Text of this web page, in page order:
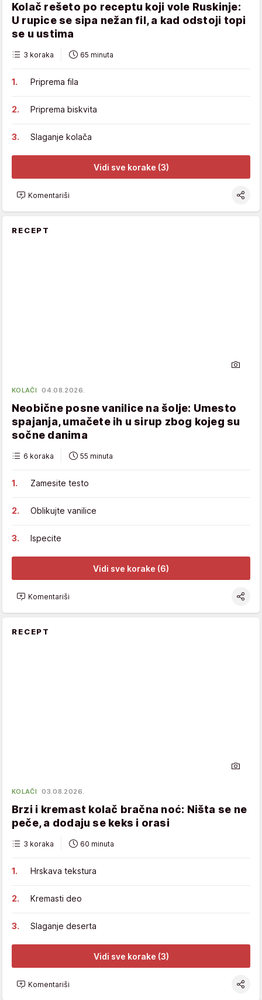
Kolač rešeto po receptu koji vole Ruskinje:
U rupice se sipa nežan fil, a kad odstoji topi
se u ustima
3 koraka 65 minuta
Priprema fila
Priprema biskvita
Slaganje kolača
Vidi sve korake (3)
Komentariši
RECEPT
KOLAČI 04.08.2026.
Neobične posne vanilice na šolje: Umesto
spajanja, umačete ih u sirup zbog kojeg su
sočne danima
6 koraka 55 minuta
Zamesite testo
Oblikujte vanilice
Ispecite
Vidi sve korake (6)
Komentariši
RECEPT
KOLAČI 03.08.2026.
Brzi i kremast kolač bračna noć: Ništa se ne
peče, a dodaju se keks i orasi
3 koraka 60 minuta
Hrskava tekstura
Kremasti deo
Slaganje deserta
Vidi sve korake (3)
Komentariši